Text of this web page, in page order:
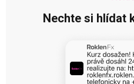
Nechte si hlídat